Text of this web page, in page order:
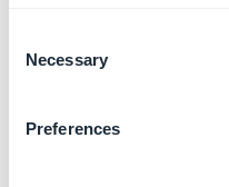
Selection
Necessary
Preferences